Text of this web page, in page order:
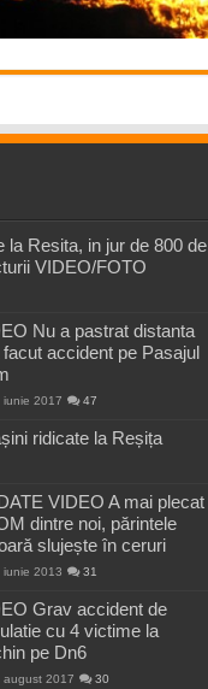
la Resita, in jur de 800 de
VIDEO/FOTO
Nu a pastrat distanta
accident pe Pasajul
iunie 2017 47
ridicate la Reșița
VIDEO A mai plecat
dintre noi, părintele
slujește în ceruri
iunie 2013 31
Grav accident de
cu 4 victime la
pe Dn6
august 2017 30